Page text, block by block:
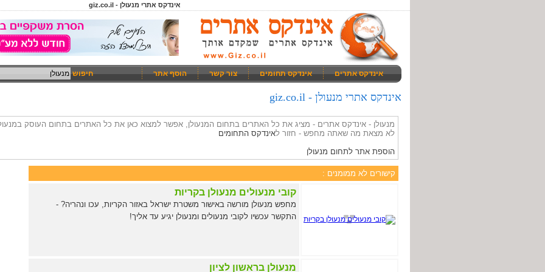
אינדקס אתרי מנעולן - giz.co.il
אינדקס אתרים אינדקס תחומים צור קשר הוסף אתר חיפוש
אינדקס אתרי מנעולן - giz.co.il
מנעולן - אינדקס אתרים - מציג את כל האתרים בתחום המנעולן, אפשר למצוא כאן את כל האתרים בתחום העוסק
לא מצאת מה שאתה מחפש - חזור לאינדקס התחומים
הוספת אתר לתחום מנעולן
קישורים לא ממומנים :
קובי מנעולים מנעולן בקריות
מחפש מנעולן מורשה באישור משטרת ישראל באזור הקריות, עכו ונהריה? -
התקשר עכשיו לקובי מנעולים ומנעולן יגיע עד אליך!
מנעולן בראשון לציון